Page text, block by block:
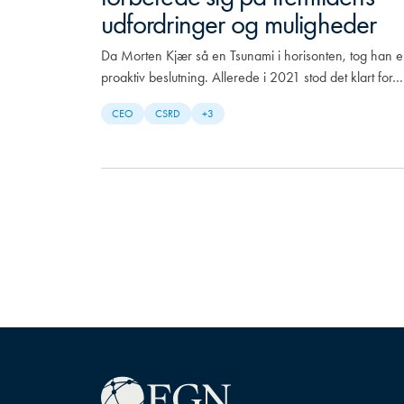
udfordringer og muligheder
Da Morten Kjær så en Tsunami i horisonten, tog han
proaktiv beslutning. Allerede i 2021 stod det klart for…
CEO CSRD +3